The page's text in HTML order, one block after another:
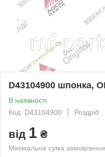
D43104900 шпонка,
В наявності
Код: D43104900
Роздріб
від 1 ₴
Мінімальна сума